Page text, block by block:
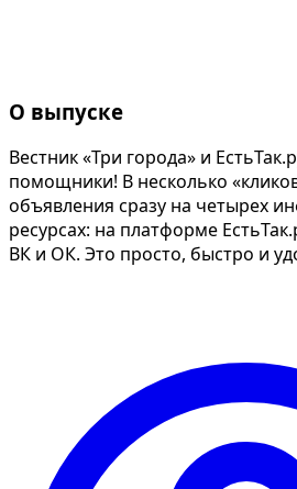
О выпуске
Вестник «Три города» и
помощники! В несколько
объявления сразу на четырех
ресурсах: на платформе
ВК и ОК. Это просто, быстро и